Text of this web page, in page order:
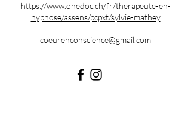
https://www.onedoc.ch/fr/therapeute-en-
hypnose/assens/pcpxt/sylvie-mathey
coeurenconscience@gmail.com